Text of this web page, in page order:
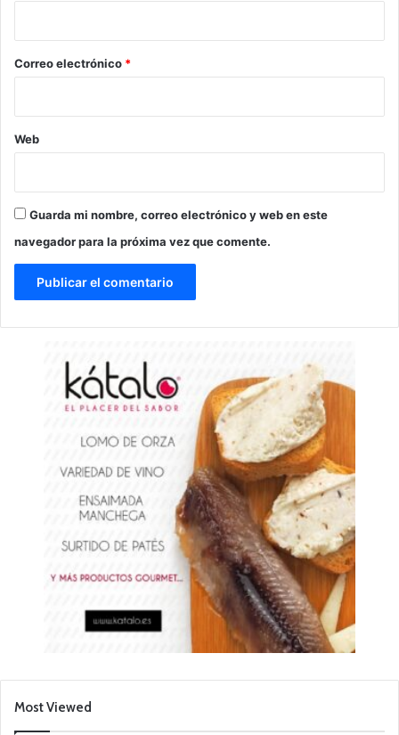
*
Correo electrónico *
Web
Guarda mi nombre, correo electrónico y web en este
navegador para la próxima vez que comente.
Most Viewed